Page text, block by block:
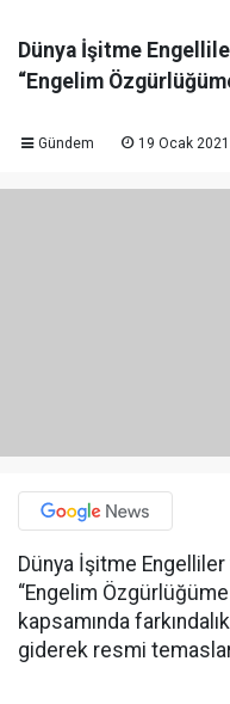
Dünya İşitme
“Engelim
Gündem 19 Ocak
Dünya İşitme
“Engelim
kapsamında
giderek resmi